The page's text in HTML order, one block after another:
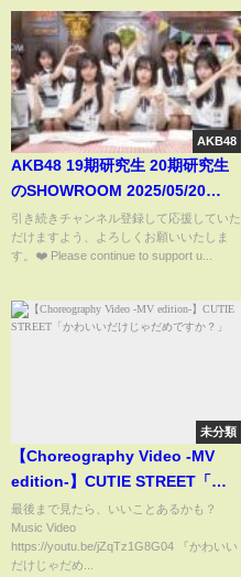
AKB48
AKB48 19期研究生 20期研究生
のSHOWROOM 2025/05/20
17:50 JST
引き続きチャンネル登録して応援していた
だけますよう、よろしくお願いいたしま
す。❤️ Please continue to support u...
未分類
【Choreography Video -MV
edition-】CUTIE STREET「か
わいいだけじゃだめですか？」
最後まで見たら、いいことあるかも？
Music Video
https://youtu.be/jZqTz1G8G04 『かわいい
だけじゃだめ...